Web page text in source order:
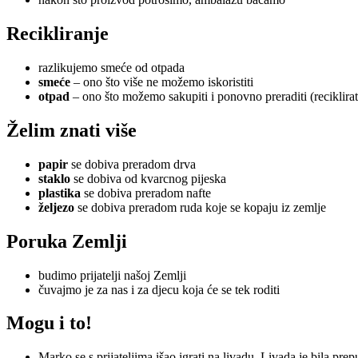
Recikliranje
razlikujemo smeće od otpada
smeće – ono što više ne možemo iskoristiti
otpad – ono što možemo sakupiti i ponovno preraditi
Želim znati više
papir se dobiva preradom drva
staklo se dobiva od kvarcnog pijeska
plastika se dobiva preradom nafte
željezo se dobiva preradom ruda koje se kopaju iz zemlje
Poruka Zemlji
budimo prijatelji našoj Zemlji
čuvajmo je za nas i za djecu koja će se tek roditi
Mogu i to!